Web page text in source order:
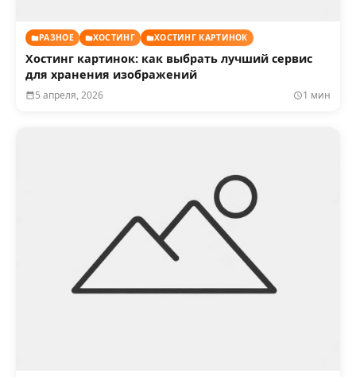
РАЗНОЕ ХОСТИНГ ХОСТИНГ КАРТИНОК
Хостинг картинок: как выбрать лучший сервис
для хранения изображений
5 апреля, 2026 1 мин